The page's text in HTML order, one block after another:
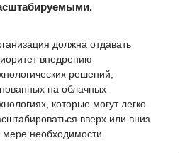
должна отдавать
внедрению
решений,
на облачных
которые могут легко
вверх или вниз
мере необходимости.